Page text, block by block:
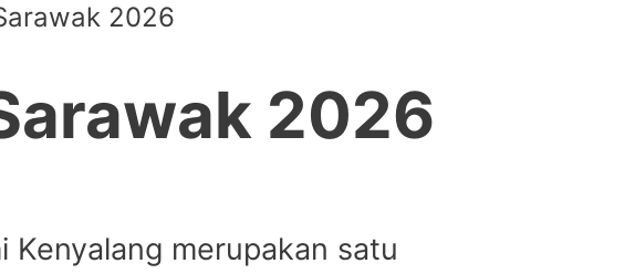
2026
2026
merupakan satu